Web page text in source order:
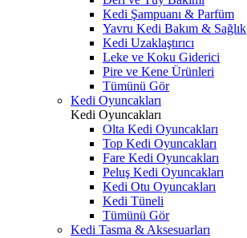
Kedi Şampuanı & Parfüm
Yavru Kedi Bakım & Sağlık
Kedi Uzaklaştırıcı
Leke ve Koku Giderici
Pire ve Kene Ürünleri
Tümünü Gör
Kedi Oyuncakları
Kedi Oyuncakları
Olta Kedi Oyuncakları
Top Kedi Oyuncakları
Fare Kedi Oyuncakları
Peluş Kedi Oyuncakları
Kedi Otu Oyuncakları
Kedi Tüneli
Tümünü Gör
Kedi Tasma & Aksesuarları